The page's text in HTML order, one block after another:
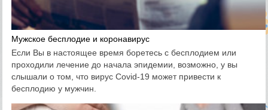
Мужское бесплодие и коронавирус
Если Вы в настоящее время боретесь с бесплодием или
проходили лечение до начала эпидемии, возможно, у вы
слышали о том, что вирус Covid-19 может привести к
бесплодию у мужчин.